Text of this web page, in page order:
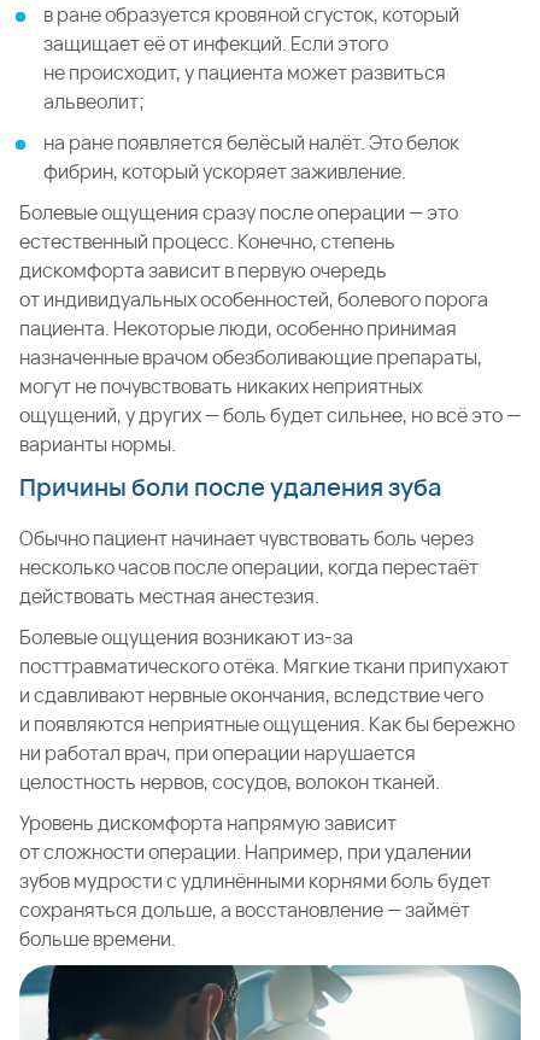
в ране образуется кровяной сгусток, который
защищает её от инфекций. Если этого
не происходит, у пациента может развиться
альвеолит;
на ране появляется белёсый налёт. Это белок
фибрин, который ускоряет заживление.
Болевые ощущения сразу после операции — это
естественный процесс. Конечно, степень
дискомфорта зависит в первую очередь
от индивидуальных особенностей, болевого порога
пациента. Некоторые люди, особенно принимая
назначенные врачом обезболивающие препараты,
могут не почувствовать никаких неприятных
ощущений, у других — боль будет сильнее, но всё это —
варианты нормы.
Причины боли после удаления зуба
Обычно пациент начинает чувствовать боль через
несколько часов после операции, когда перестаёт
действовать местная анестезия.
Болевые ощущения возникают из-за
посттравматического отёка. Мягкие ткани припухают
и сдавливают нервные окончания, вследствие чего
и появляются неприятные ощущения. Как бы бережно
ни работал врач, при операции нарушается
целостность нервов, сосудов, волокон тканей.
Уровень дискомфорта напрямую зависит
от сложности операции. Например, при удалении
зубов мудрости с удлинёнными корнями боль будет
сохраняться дольше, а восстановление — займёт
больше времени.